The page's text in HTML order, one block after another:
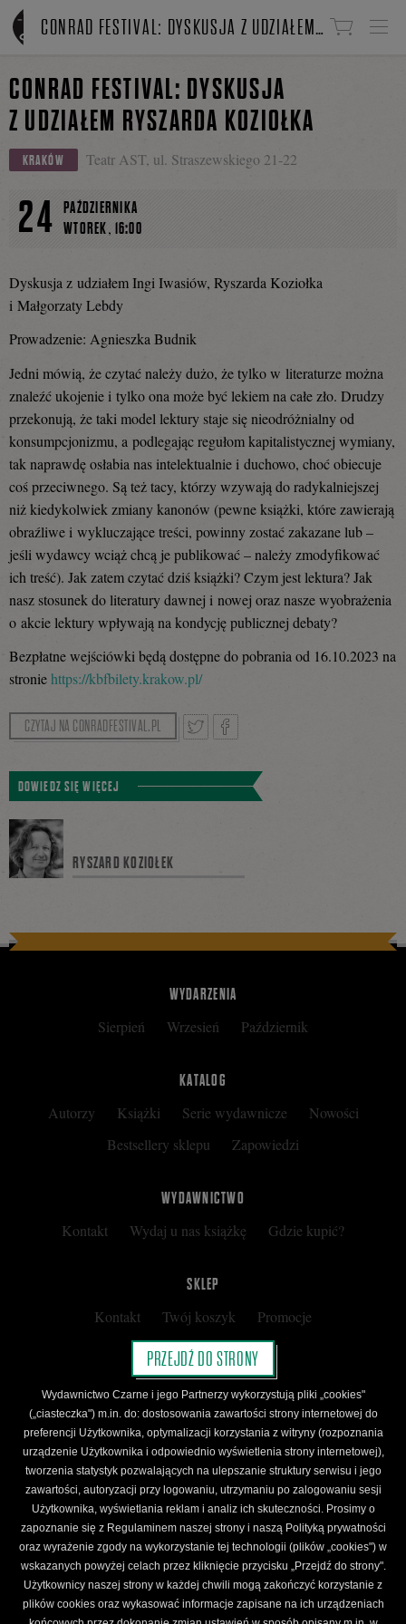
Linki do przejścia
CONRAD FESTIVAL: DYSKUSJA Z UDZIAŁEM RYSZARDA KOZIOŁKA
CONRAD FESTIVAL: DYSKUSJA
Z UDZIAŁEM RYSZARDA KOZIOŁKA
KRAKÓW Teatr AST, ul. Straszewskiego 21-22
24 PAŹDZIERNIKA
WTOREK, 16:00
Dyskusja z udziałem Ingi Iwasiów, Ryszarda Koziołka
i Małgorzaty Lebdy
Prowadzenie: Agnieszka Budnik
Jedni mówią, że czytać należy dużo, że tylko w literaturze można
znaleźć ukojenie i tylko ona może być lekiem na całe zło. Drudzy
przekonują, że taki model lektury staje się nieodróżnialny od
konsumpcjonizmu, a podlegając regułom kapitalistycznej wymiany,
tak naprawdę osłabia nas intelektualnie i duchowo, choć obiecuje
coś przeciwnego. Są też tacy, którzy wzywają do radykalniejszej
niż kiedykolwiek zmiany kanonów (pewne książki, które zawierają
obraźliwe i wykluczające treści, powinny zostać zakazane lub –
jeśli wydawcy wciąż chcą je publikować – należy zmodyfikować
ich treść). Jak zatem czytać dziś książki? Czym jest lektura? Jak
nasz stosunek do literatury dawnej i nowej oraz nasze wyobrażenia
o akcie lektury wpływają na kondycję publicznej debaty?
Bezpłatne wejściówki będą dostępne do pobrania od 16.10.2023 na
stroniehttps://kbfbilety.krakow.pl/
CZYTAJ NA CONRADFESTIVAL.PL
TweetnijPodziel
Facebooku
DOWIEDZ SIĘ WIĘCEJ
RYSZARD KOZIOŁEK
WYDARZENIA
Sierpień Wrzesień Październik
KATALOG
Autorzy Książki Serie wydawnicze
Nowości
Bestsellery sklepu
Zapowiedzi
WYDAWNICTWO
Kontakt Wydaj u nas książkę Gdzie kupić?
SKLEP
Kontakt Twój koszyk
Promocje
Kup kartę podarunkową
Nota prawna
Regulamin
Polityka prywatności
Regulamin Klubu Czarnego
Regulamin Karty Podarunkowej
ŚLEDŹ CZARNE
Facebook YouTube Instagram Newsletter
Wydawnictwo Czarne. Wszelkie prawa zastrzeżone. Projekt:Fajne Chłopaki,logo
wydawnictwa: Kamil Targosz.
PRZEJDŹ DO STRONY
Wydawnictwo Czarne i jego Partnerzy wykorzystują pliki „cookies"
(„ciasteczka") m.in. do: dostosowania zawartości strony internetowej do
preferencji Użytkownika, optymalizacji korzystania z witryny (rozpoznania
urządzenie Użytkownika i odpowiednio wyświetlenia strony internetowej),
tworzenia statystyk pozwalających na ulepszanie struktury serwisu i jego
zawartości, autoryzacji przy logowaniu, utrzymaniu po zalogowaniu sesji
Użytkownika, wyświetlania reklam i analiz ich skuteczności. Prosimy o
zapoznanie się z Regulaminem naszej strony i naszą Polityką prywatności
oraz wyrażenie zgody na wykorzystanie tej technologii (plików „cookies") w
wskazanych powyżej celach przez kliknięcie przycisku „Przejdź do strony".
Użytkownicy naszej strony w każdej chwili mogą zakończyć korzystanie z
plików cookies oraz wykasować informacje zapisane na ich urządzeniach